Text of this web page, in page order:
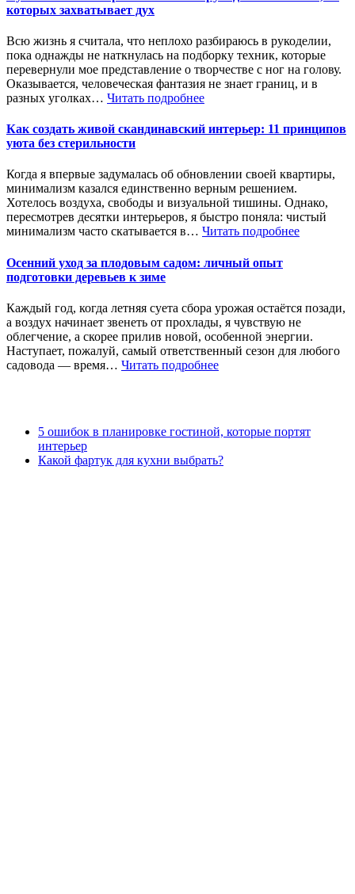
которых захватывает дух
Всю жизнь я считала, что неплохо разбираюсь в рукоделии,
пока однажды не наткнулась на подборку техник, которые
перевернули мое представление о творчестве с ног на голову.
Оказывается, человеческая фантазия не знает границ, и в
разных уголках… Читать подробнее
Как создать живой скандинавский интерьер: 11 принципов
уюта без стерильности
Когда я впервые задумалась об обновлении своей квартиры,
минимализм казался единственно верным решением.
Хотелось воздуха, свободы и визуальной тишины. Однако,
пересмотрев десятки интерьеров, я быстро поняла: чистый
минимализм часто скатывается в… Читать подробнее
Осенний уход за плодовым садом: личный опыт
подготовки деревьев к зиме
Каждый год, когда летняя суета сбора урожая остаётся позади,
а воздух начинает звенеть от прохлады, я чувствую не
облегчение, а скорее прилив новой, особенной энергии.
Наступает, пожалуй, самый ответственный сезон для любого
садовода — время… Читать подробнее
5 ошибок в планировке гостиной, которые портят
интерьер
Какой фартук для кухни выбрать?